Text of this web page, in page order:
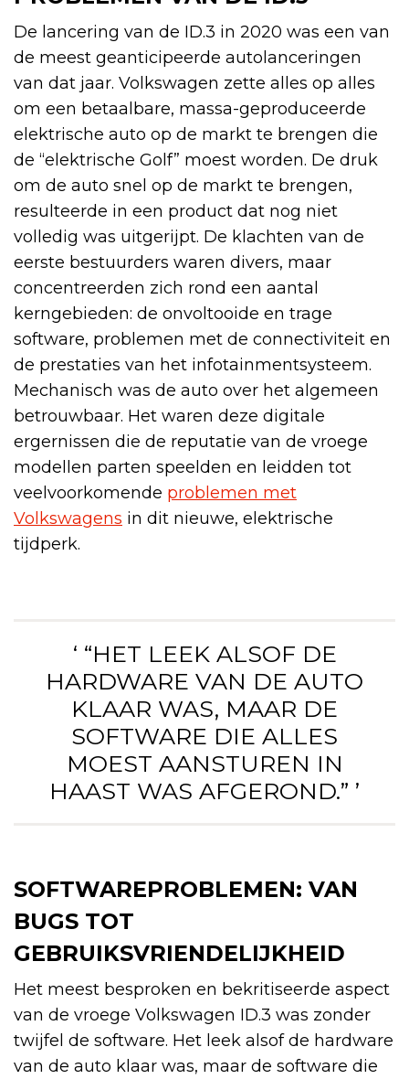
De lancering van de ID.3 in 2020 was een van
de meest geanticipeerde autolanceringen
van dat jaar. Volkswagen zette alles op alles
om een betaalbare, massa-geproduceerde
elektrische auto op de markt te brengen die
de “elektrische Golf” moest worden. De druk
om de auto snel op de markt te brengen,
resulteerde in een product dat nog niet
volledig was uitgerijpt. De klachten van de
eerste bestuurders waren divers, maar
concentreerden zich rond een aantal
kerngebieden: de onvoltooide en trage
software, problemen met de connectiviteit en
de prestaties van het infotainmentsysteem.
Mechanisch was de auto over het algemeen
betrouwbaar. Het waren deze digitale
ergernissen die de reputatie van de vroege
modellen parten speelden en leidden tot
veelvoorkomende problemen met
Volkswagens in dit nieuwe, elektrische
tijdperk.
‘ “HET LEEK ALSOF DE
HARDWARE VAN DE AUTO
KLAAR WAS, MAAR DE
SOFTWARE DIE ALLES
MOEST AANSTUREN IN
HAAST WAS AFGEROND.” ’
SOFTWAREPROBLEMEN: VAN
BUGS TOT
GEBRUIKSVRIENDELIJKHEID
Het meest besproken en bekritiseerde aspect
van de vroege Volkswagen ID.3 was zonder
twijfel de software. Het leek alsof de hardware
van de auto klaar was, maar de software die